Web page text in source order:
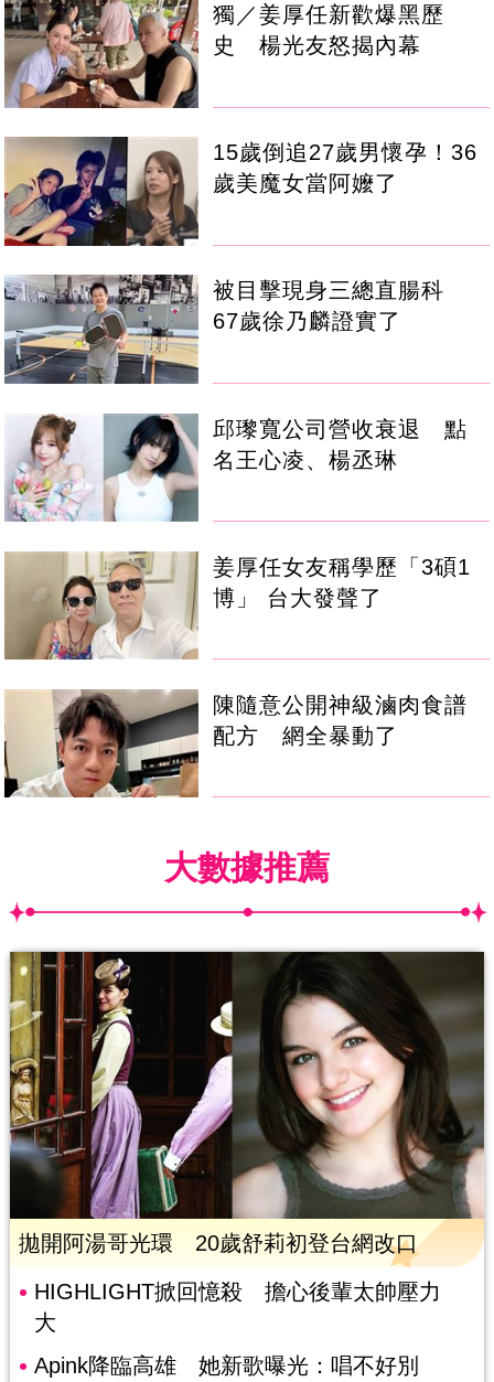
獨／姜厚任新歡爆黑歷
史 楊光友怒揭內幕
15歲倒追27歲男懷孕！36
歲美魔女當阿嬤了
被目擊現身三總直腸科
67歲徐乃麟證實了
邱瓈寬公司營收衰退 點
名王心凌、楊丞琳
姜厚任女友稱學歷「3碩1
博」 台大發聲了
陳隨意公開神級滷肉食譜
配方 網全暴動了
大數據推薦
拋開阿湯哥光環 20歲舒莉初登台網改口
HIGHLIGHT掀回憶殺 擔心後輩太帥壓力
大
Apink降臨高雄 她新歌曝光：唱不好別